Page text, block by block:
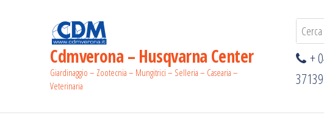
Cdmverona – Husqvarna Center
Giardinaggio – Zootecnia – Mungitrici – Selleria – Casearia –
Veterinaria
+